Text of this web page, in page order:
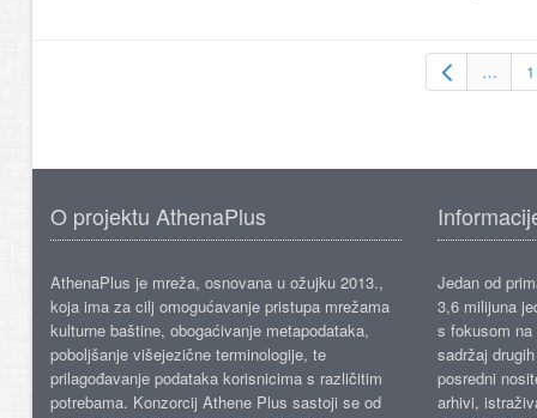
… 1
O projektu AthenaPlus
AthenaPlus je mreža, osnovana u ožujku 2013.,
koja ima za cilj omogućavanje pristupa mrežama
kulturne baštine, obogaćivanje metapodataka,
poboljšanje višejezične terminologije, te
prilagođavanje podataka korisnicima s različitim
potrebama. Konzorcij Athene Plus sastoji se od
Jedan od
3,6 milijuna
s fokusom
sadržaj
posredni
arhivi,